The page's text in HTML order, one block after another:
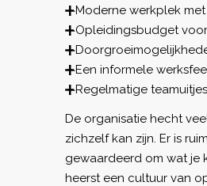
Moderne werkplek
Opleidingsbudget
Een informele
Regelmatige
De organisatie hecht
zichzelf kan zijn. Er is
gewaardeerd om wat je
heerst een cultuur van